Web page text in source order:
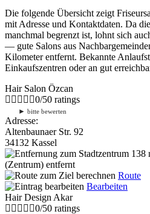
Die folgende Übersicht zeigt
mit Adresse und Kontaktdaten. Da
manchmal begrenzt ist, lohnt sich
— gute Salons aus
Kilometer entfernt. Bekannte
Einkaufszentren oder an gut
Hair Salon Özcan
0/50 ratings
► bitte bewerten
Adresse:
Altenbaunaer Str. 92
34132 Kassel
138
(Zentrum) entfernt
Route
Bearbeiten
Hair Design Akar
0/50 ratings